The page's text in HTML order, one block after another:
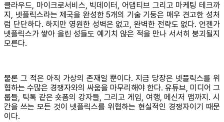
클라우드, 마이크로서비스, 빅데이터, 어댑티브 그리고 마케팅 테크까
지, 넷플릭스라는 제국을 완성한 5개의 기술 기둥은 매우 견고한 성처
럼 단단하다. 하지만 영원한 성벽은 없고, 완벽한 전략도 없다. 언젠가
넷플릭스가 쌓아 올린 성들도 예기치 않은 적을 만나 서서히 붕괴될지
모른다.
물론 그 적은 아직 가상의 존재일 뿐이다. 지금 당장은 넷플릭스를 위
협하는 수많은 경쟁자와의 싸움을 마무리해야 한다. 유튜브, 미디어 그
룹들, 틱톡 같은 숏폼의 강자들, 그리고 게임, 여행, 메신저 앱까지. 시
간을 쓰는 모든 것이 넷플릭스를 위협하는 현실적인 경쟁자이기 때문
이다.